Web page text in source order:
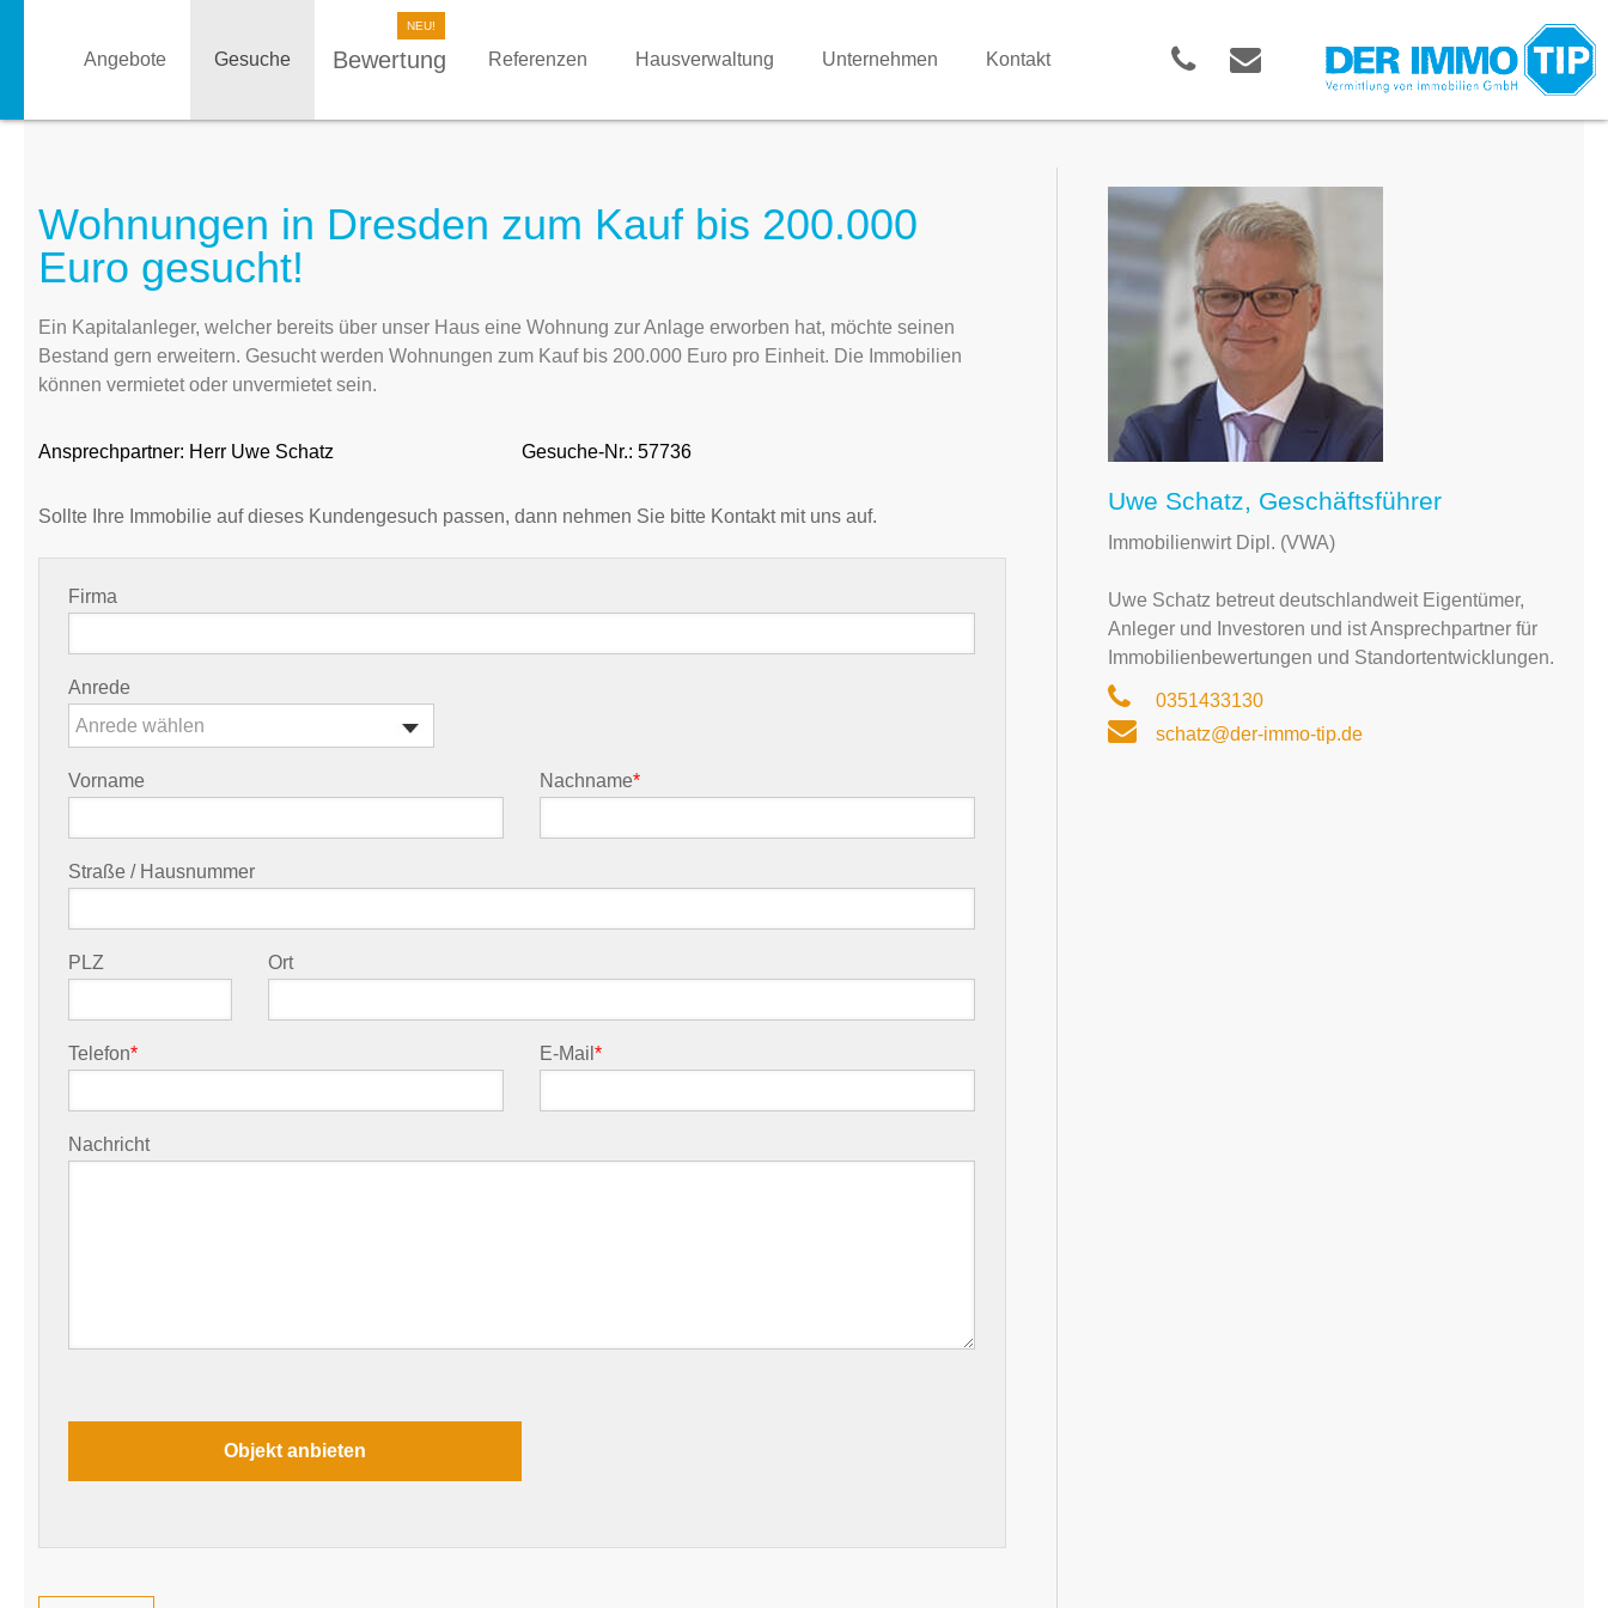
Angebote Gesuche Bewertung Referenzen Hausverwaltung Unternehmen Kontakt
Wohnungen in Dresden zum Kauf bis 200.000
Euro gesucht!
Ein Kapitalanleger, welcher bereits über unser Haus eine Wohnung zur Anlage erworben hat, möchte seinen
Bestand gern erweitern. Gesucht werden Wohnungen zum Kauf bis 200.000 Euro pro Einheit. Die Immobilien
können vermietet oder unvermietet sein.
Ansprechpartner: Herr Uwe Schatz Gesuche-Nr.: 57736
Sollte Ihre Immobilie auf dieses Kundengesuch passen, dann nehmen Sie bitte Kontakt mit uns auf.
Firma
Anrede
Anrede wählen
Vorname Nachname*
Straße / Hausnummer
PLZ Ort
Telefon* E-Mail*
Nachricht
Uwe Schatz, Geschäftsführer
Immobilienwirt Dipl. (VWA)
Uwe Schatz betreut deutschlandweit Eigentümer,
Anleger und Investoren und ist Ansprechpartner für
Immobilienbewertungen und Standortentwicklungen.
0351433130
schatz@der-immo-tip.de